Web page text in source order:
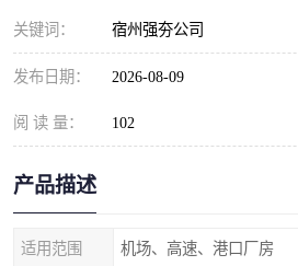
关键词： 宿州强夯公司
发布日期： 2026-08-09
阅 读 量： 102
产品描述
适用范围 机场、高速、港口厂房